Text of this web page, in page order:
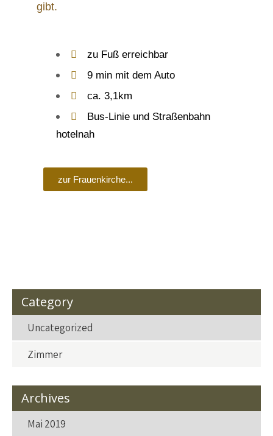
gibt.
zu Fuß erreichbar
9 min mit dem Auto
ca. 3,1km
Bus-Linie und Straßenbahn
hotelnah
zur Frauenkirche...
Category
Uncategorized
Zimmer
Archives
Mai 2019